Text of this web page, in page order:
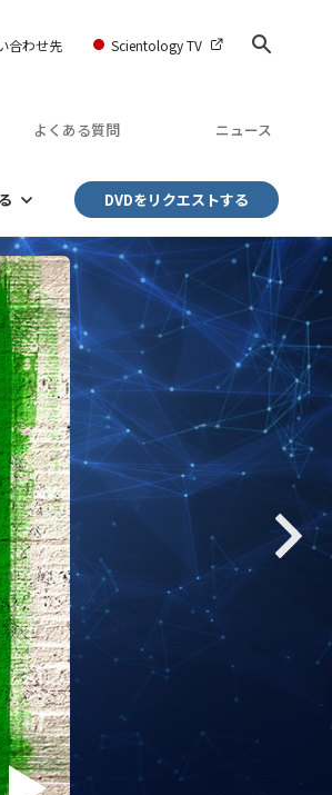
合わせ先 Scientology TV
よくある質問 ニュース
DVDをリクエストする